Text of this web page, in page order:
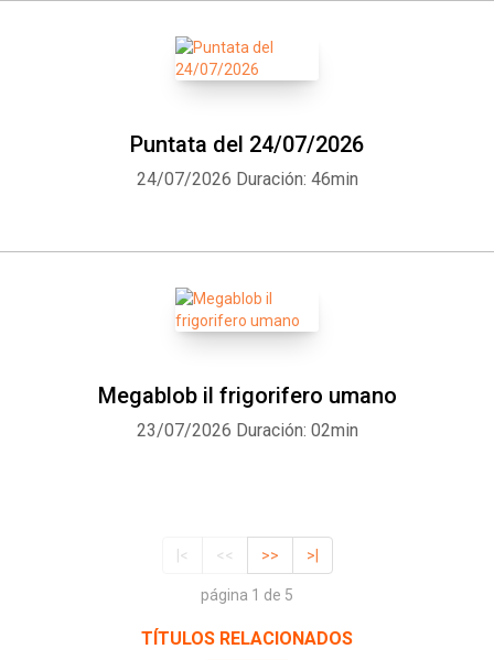
Puntata del 24/07/2026
24/07/2026 Duración: 46min
Megablob il frigorifero umano
23/07/2026 Duración: 02min
|< << >> >|
página 1 de 5
TÍTULOS RELACIONADOS